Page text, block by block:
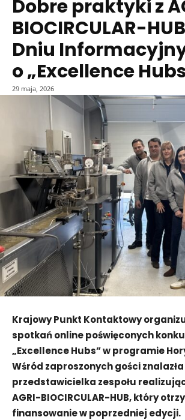
Dobre praktyki z
BIOCIRCULAR-
Dniu
o „Excellence
29 maja, 2026
Krajowy Punkt Kontaktowy
spotkań online poświęconych
„Excellence Hubs” w programie
Wśród zaproszonych gości znalazła
przedstawicielka zespołu
AGRI-BIOCIRCULAR-HUB, który
finansowanie w poprzedniej edycji.